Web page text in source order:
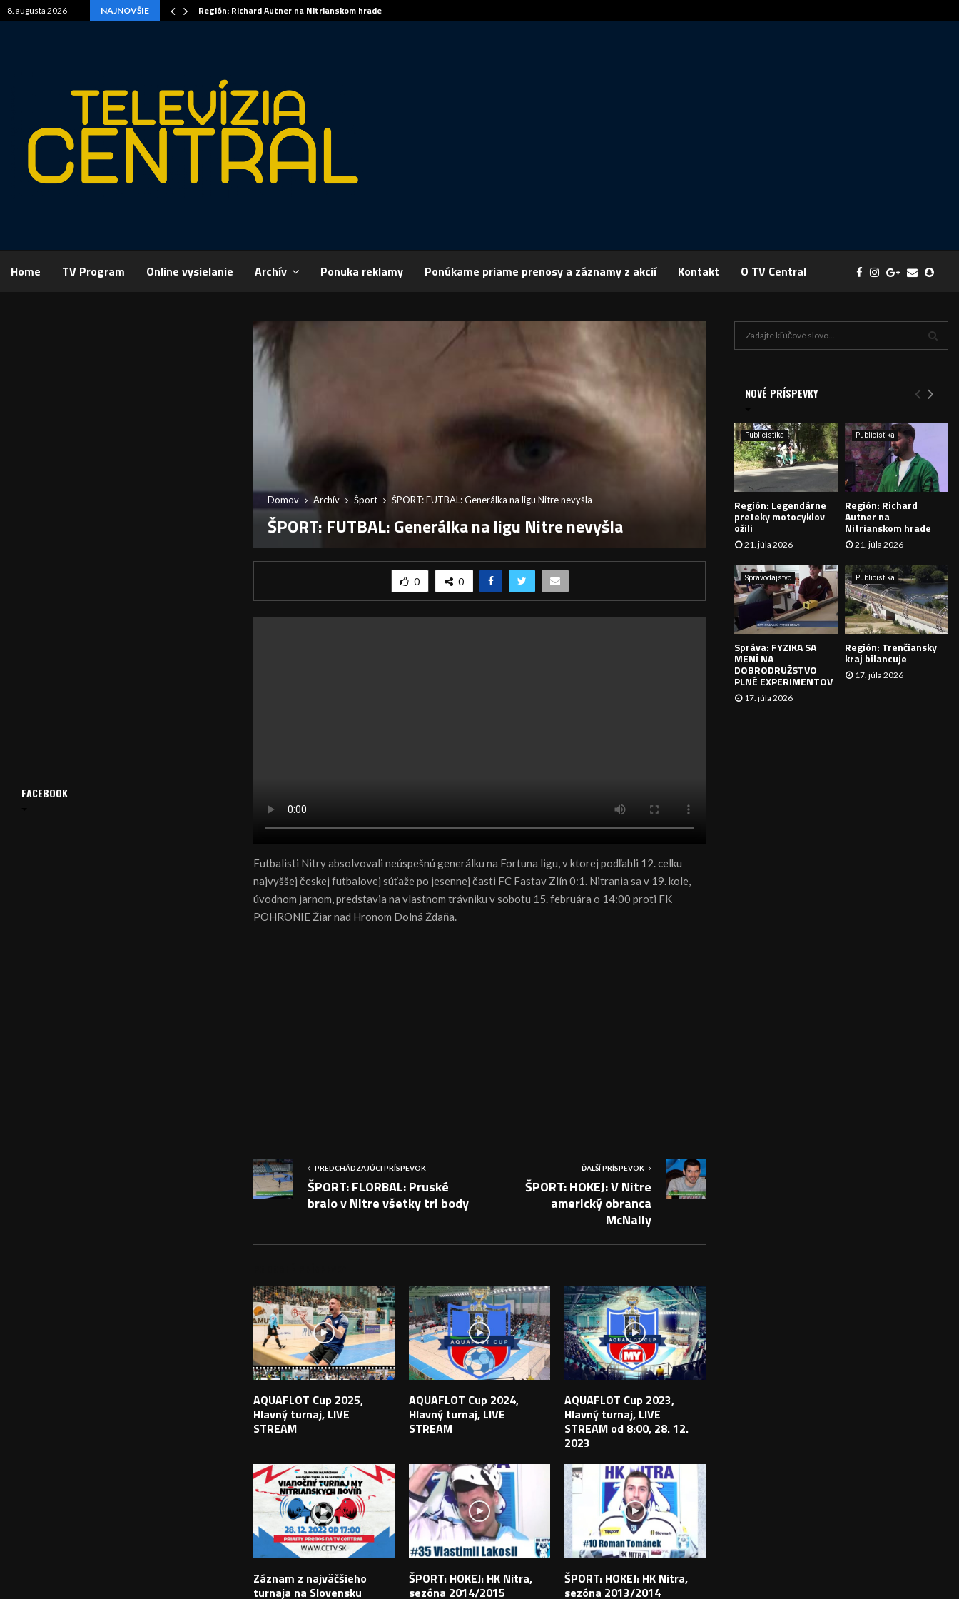
8. augusta 2026 NAJNOVŠIE Región: Richard Autner na Nitrianskom hrade
Home TV Program Online vysielanie Archív Ponuka reklamy Ponúkame priame prenosy a záznamy z akcií Kontakt O TV Central
Domov Archív Šport ŠPORT: FUTBAL: Generálka na ligu Nitre nevyšla
ŠPORT: FUTBAL: Generálka na ligu Nitre nevyšla
0 0
Futbalisti Nitry absolvovali neúspešnú generálku na Fortuna ligu, v ktorej podľahli 12. celku
najvyššej českej futbalovej súťaže po jesennej časti FC Fastav Zlín 0:1. Nitrania sa v 19. kole,
úvodnom jarnom, predstavia na vlastnom trávniku v sobotu 15. februára o 14:00 proti FK
POHRONIE Žiar nad Hronom Dolná Ždaňa.
PREDCHÁDZAJÚCI PRÍSPEVOK
ŠPORT: FLORBAL: Pruské
bralo v Nitre všetky tri body
ĎALŠÍ PRÍSPEVOK
ŠPORT: HOKEJ: V Nitre
americký obranca
McNally
AQUAFLOT Cup 2025,
Hlavný turnaj, LIVE
STREAM
AQUAFLOT Cup 2024,
Hlavný turnaj, LIVE
STREAM
AQUAFLOT Cup 2023,
Hlavný turnaj, LIVE
STREAM od 8:00, 28. 12.
2023
Záznam z najväčšieho
turnaja na Slovensku
ŠPORT: HOKEJ: HK Nitra,
sezóna 2014/2015
ŠPORT: HOKEJ: HK Nitra,
sezóna 2013/2014
FACEBOOK
e
:
Y
H
A
Á
V
A
N
I
NOVÉ PRÍSPEVKY
Publicistika
Región: Legendárne
preteky motocyklov
ožili
21. júla 2026
Publicistika
Región: Richard
Autner na
Nitrianskom hrade
21. júla 2026
Spravodajstvo
Správa: FYZIKA SA
MENÍ NA
DOBRODRUŽSTVO
PLNÉ EXPERIMENTOV
17. júla 2026
Publicistika
Región: Trenčiansky
kraj bilancuje
17. júla 2026